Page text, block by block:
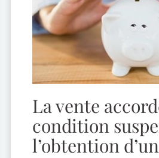
La vente
condition
l’obtention